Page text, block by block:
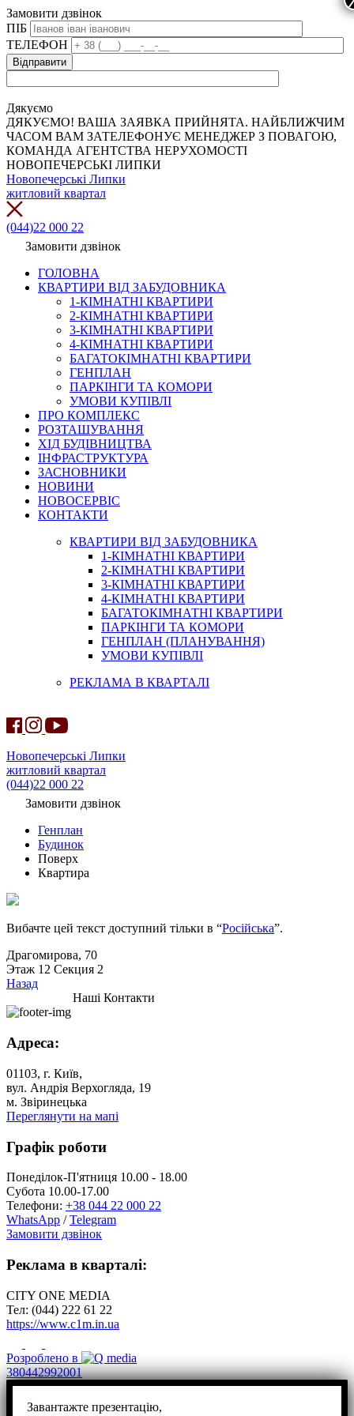
Замовити дзвінок
ПІБ
ТЕЛЕФОН
Дякуємо
ДЯКУЄМО! ВАША ЗАЯВКА ПРИЙНЯТА. НАЙБЛИЖЧИМ
ЧАСОМ ВАМ ЗАТЕЛЕФОНУЄ МЕНЕДЖЕР З ПОВАГОЮ,
КОМАНДА АГЕНТСТВА НЕРУХОМОСТІ
НОВОПЕЧЕРСЬКІ ЛИПКИ
Новопечерські Липки
житловий квартал
(044)22 000 22
Замовити дзвінок
ГОЛОВНА
КВАРТИРИ ВІД ЗАБУДОВНИКА
1-КІМНАТНІ КВАРТИРИ
2-КІМНАТНІ КВАРТИРИ
3-КІМНАТНІ КВАРТИРИ
4-КІМНАТНІ КВАРТИРИ
БАГАТОКІМНАТНІ КВАРТИРИ
ГЕНПЛАН
ПАРКІНГИ ТА КОМОРИ
УМОВИ КУПІВЛІ
ПРО КОМПЛЕКС
РОЗТАШУВАННЯ
ХІД БУДІВНИЦТВА
ІНФРАСТРУКТУРА
ЗАСНОВНИКИ
НОВИНИ
НОВОСЕРВІС
КОНТАКТИ
КВАРТИРИ ВІД ЗАБУДОВНИКА
1-КІМНАТНІ КВАРТИРИ
2-КІМНАТНІ КВАРТИРИ
3-КІМНАТНІ КВАРТИРИ
4-КІМНАТНІ КВАРТИРИ
БАГАТОКІМНАТНІ КВАРТИРИ
ПАРКІНГИ ТА КОМОРИ
ГЕНПЛАН (ПЛАНУВАННЯ)
УМОВИ КУПІВЛІ
РЕКЛАМА В КВАРТАЛІ
Новопечерські Липки
житловий квартал
(044)22 000 22
Замовити дзвінок
Генплан
Будинок
Поверх
Квартира
Вибачте цей текст доступний тільки в “Російська”.
Драгомирова, 70
Этаж 12 Секция 2
Назад
Наші Контакти
Адреса:
01103, г. Київ,
вул. Андрія Верхогляда, 19
м. Звіринецька
Переглянути на мапі
Графік роботи
Понеділок-П'ятниця 10.00 - 18.00
Субота 10.00-17.00
Телефони: +38 044 22 000 22
WhatsApp /Telegram
Замовити дзвінок
Реклама в кварталі:
CITY ONE MEDIA
Тел: (044) 222 61 22
https://www.c1m.in.ua
Розроблено в
380442992001
Завантажте презентацію,